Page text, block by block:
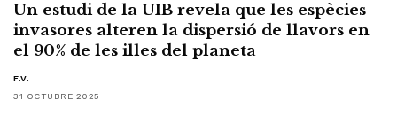
Un estudi de la UIB revela que les espècies
invasores alteren la dispersió de llavors en
el 90% de les illes del planeta
F.V.
31 OCTUBRE 2025